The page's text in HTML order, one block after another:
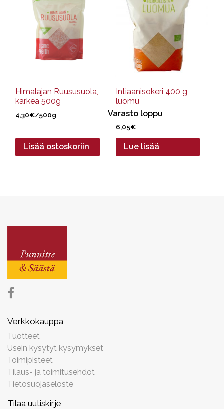
Himalajan Ruususuola,
karkea 500g
4,30€/500g
Lisää ostoskoriin
Intiaanisokeri 400 g,
luomu
Varasto loppu
6,05€
Lue lisää
Verkkokauppa
Tuotteet
Usein kysytyt kysymykset
Toimipisteet
Tilaus- ja toimitusehdot
Tietosuojaseloste
Tilaa uutiskirje